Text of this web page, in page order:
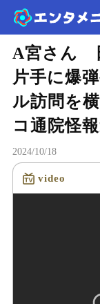
A宮さん
片手に爆
ル訪問を
コ通院怪
2024/10/18
video
記事
速報
エンタメ